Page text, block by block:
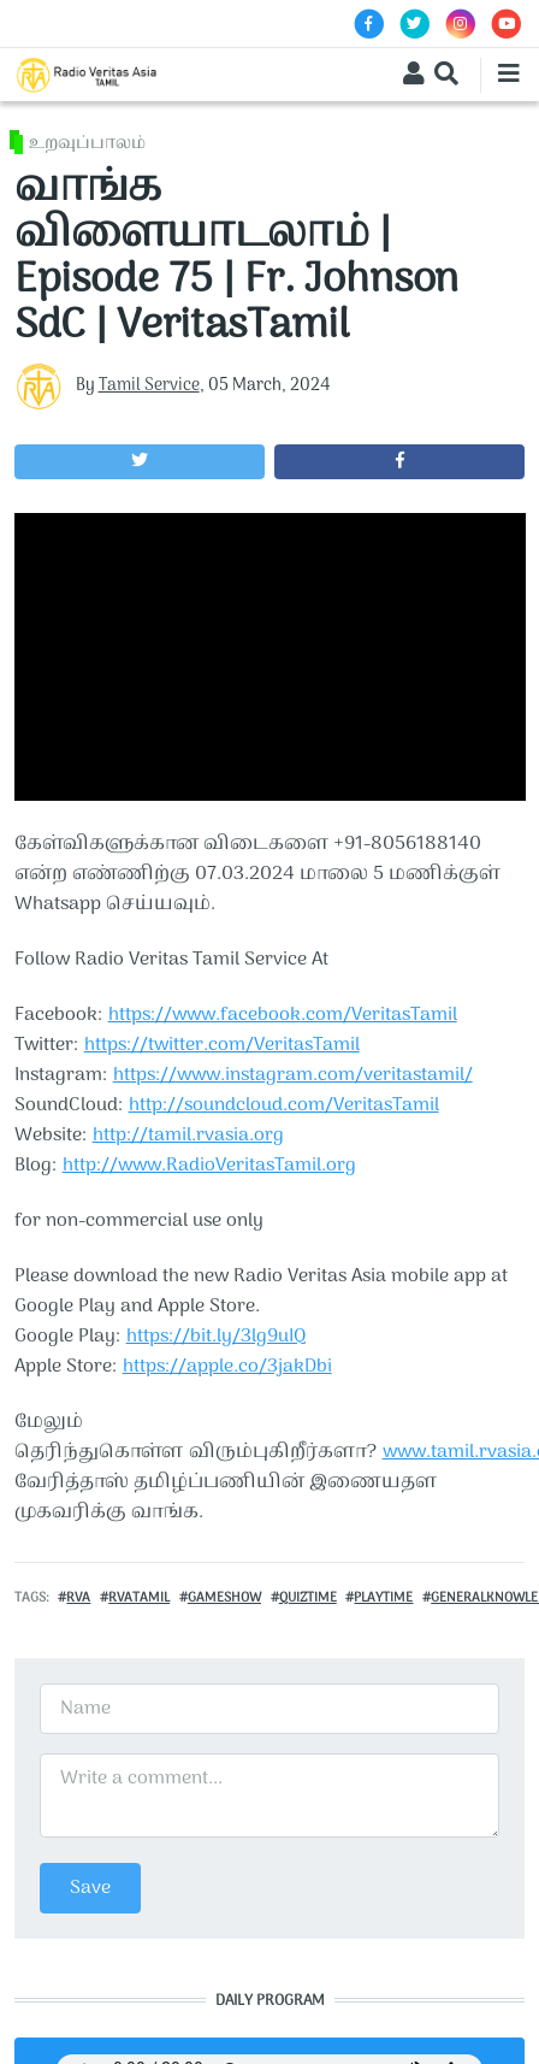
உறவுப்பாலம்
வாங்க
விளையாடலாம் |
Episode 75 | Fr. Johnson
SdC | VeritasTamil
ByTamil Service, 05 March, 2024
கேள்விகளுக்கான விடைகளை +91-8056188140
என்ற எண்ணிற்கு 07.03.2024 மாலை 5 மணிக்குள்
Whatsapp செய்யவும்.
Follow Radio Veritas Tamil Service At
Facebook:https://www.facebook.com/VeritasTamil
Twitter:https://twitter.com/VeritasTamil
Instagram:https://www.instagram.com/veritastamil/
SoundCloud:http://soundcloud.com/VeritasTamil
Website:http://tamil.rvasia.org
Blog:http://www.RadioVeritasTamil.org
for non-commercial use only
Please download the new Radio Veritas Asia mobile app at
Google Play and Apple Store.
Google Play:https://bit.ly/3lg9uIQ
Apple Store:https://apple.co/3jakDbi
மேலும்
தெரிந்துகொள்ள விரும்புகிறீர்களா?
வேரித்தாஸ் தமிழ்ப்பணியின் இணையதள
முகவரிக்கு வாங்க.
TAGS RVA RVATAMIL GAMESHOW QUIZTIME PLAYTIME
DAILY PROGRAM